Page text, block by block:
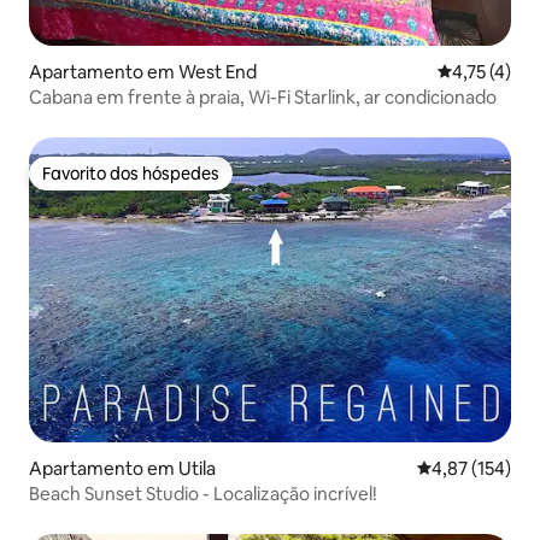
Apartamento em West End
4,75 (4)
Cabana em frente à praia, Wi-Fi Starlink, ar condicionado
Favorito dos hóspedes
Favorito dos hóspedes
Apartamento em Utila Classificação
4,87 (154)
Beach Sunset Studio - Localização incrível!